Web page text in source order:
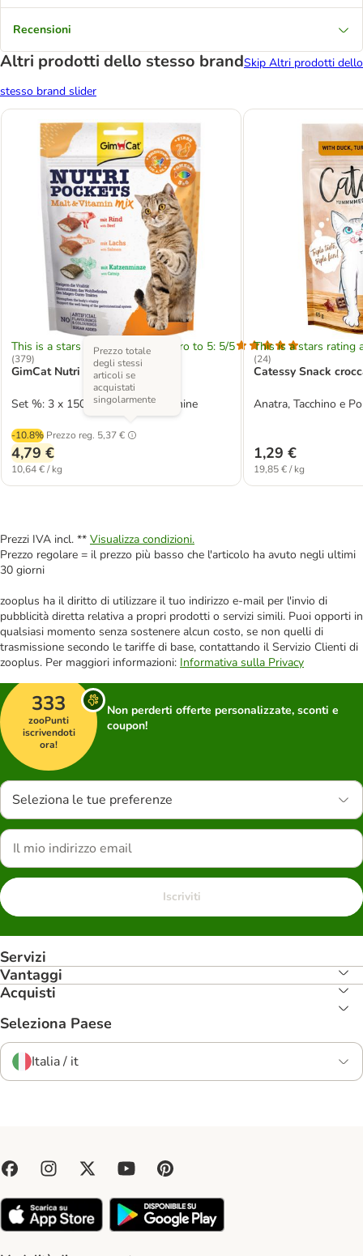
Recensioni
Altri prodotti dello stesso brandSkip Altri prodotti dello
stesso brand slider
This is a stars rating area from zero to 5: 5/5
(379)
GimCat Nutri Pockets
Set %: 3 x 150 g Mix Malto-Vitamine
-10.8% Prezzo reg. 5,37 €
Prezzo totale
degli stessi
articoli se
acquistati
singolarmente
4,79 €
10,64 € / kg
This is a stars rating
(24)
Catessy Snack
Anatra, Tacchino e
1,29 €
19,85 € / kg
Prezzi IVA incl. ** Visualizza condizioni.
Prezzo regolare = il prezzo più basso che l'articolo ha avuto negli ultimi
30 giorni
zooplus ha il diritto di utilizzare il tuo indirizzo e-mail per l'invio di
pubblicità diretta relativa a propri prodotti o servizi simili. Puoi opporti in
qualsiasi momento senza sostenere alcun costo, se non quelli di
trasmissione secondo le tariffe di base, contattando il Servizio Clienti di
zooplus. Per maggiori informazioni: Informativa sulla Privacy
333
zooPunti
iscrivendoti
ora!
Non perderti offerte personalizzate, sconti e
coupon!
Seleziona le tue preferenze
Iscriviti
Servizi
Vantaggi
Acquisti
Seleziona Paese
Italia / it